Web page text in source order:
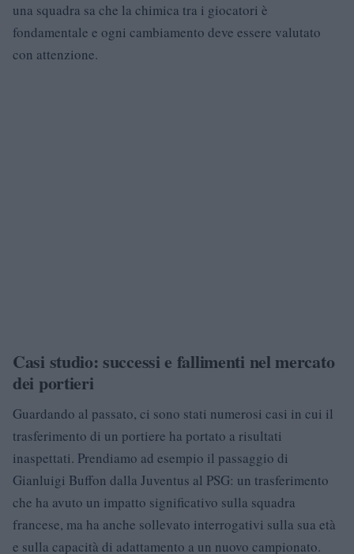
una squadra sa che la chimica tra i giocatori è
fondamentale e ogni cambiamento deve essere valutato
con attenzione.
Casi studio: successi e fallimenti nel mercato
dei portieri
Guardando al passato, ci sono stati numerosi casi in cui il
trasferimento di un portiere ha portato a risultati
inaspettati. Prendiamo ad esempio il passaggio di
Gianluigi Buffon dalla Juventus al PSG: un trasferimento
che ha avuto un impatto significativo sulla squadra
francese, ma ha anche sollevato interrogativi sulla sua età
e sulla capacità di adattamento a un nuovo campionato.